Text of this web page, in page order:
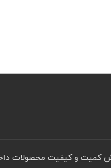
کمیت و کیفیت محصولات